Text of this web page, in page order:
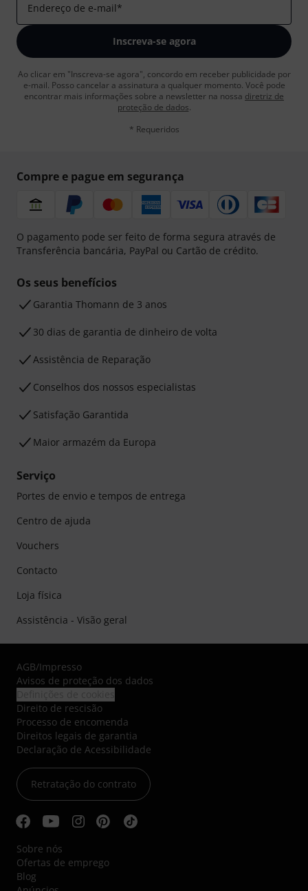
Endereço de e-mail*
Inscreva-se agora
Ao clicar em "Inscreva-se agora", concordo em receber publicidade por
e-mail. Posso cancelar a assinatura a qualquer momento. Você pode
encontrar mais informações sobre a newsletter na nossa diretriz de
proteção de dados.
* Requeridos
Compre e pague em segurança
O pagamento pode ser feito de forma segura através de
Transferência bancária, PayPal ou Cartão de crédito.
Os seus benefícios
Garantia Thomann de 3 anos
30 dias de garantia de dinheiro de volta
Assistência de Reparação
Conselhos dos nossos especialistas
Satisfação Garantida
Maior armazém da Europa
Serviço
Portes de envio e tempos de entrega
Centro de ajuda
Vouchers
Contacto
Loja física
Assistência - Visão geral
AGB/Impresso
Avisos de proteção dos dados
Direito de rescisão
Processo de encomenda
Direitos legais de garantia
Declaração de Acessibilidade
Retratação do contrato
Sobre nós
Ofertas de emprego
Blog